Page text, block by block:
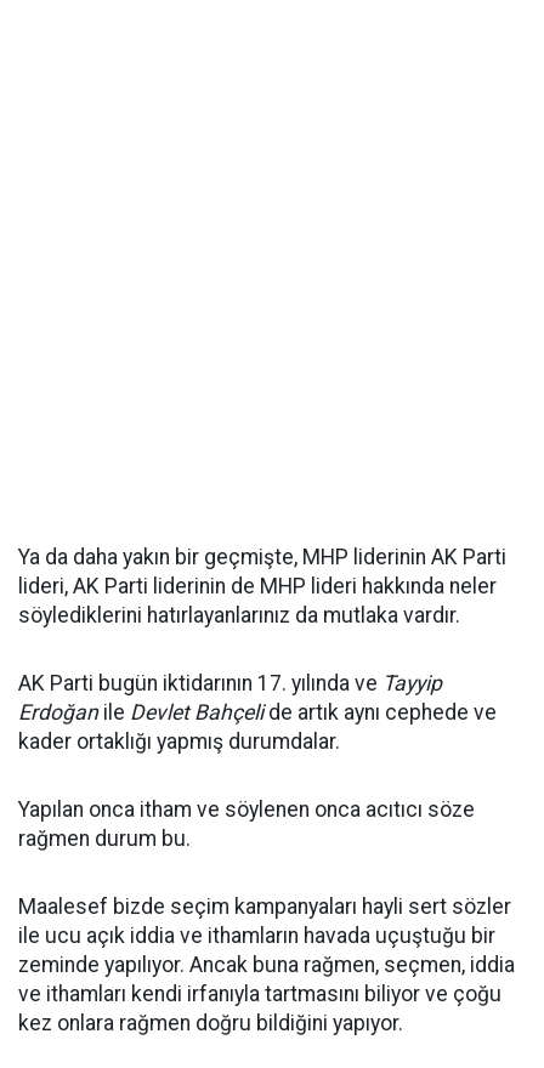
Ya da daha yakın bir geçmişte, MHP liderinin AK Parti
lideri, AK Parti liderinin de MHP lideri hakkında neler
söylediklerini hatırlayanlarınız da mutlaka vardır.
AK Parti bugün iktidarının 17. yılında ve Tayyip
Erdoğanile Devlet Bahçelide artık aynı cephede ve
kader ortaklığı yapmış durumdalar.
Yapılan onca itham ve söylenen onca acıtıcı söze
rağmen durum bu.
Maalesef bizde seçim kampanyaları hayli sert sözler
ile ucu açık iddia ve ithamların havada uçuştuğu bir
zeminde yapılıyor. Ancak buna rağmen, seçmen, iddia
ve ithamları kendi irfanıyla tartmasını biliyor ve çoğu
kez onlara rağmen doğru bildiğini yapıyor.